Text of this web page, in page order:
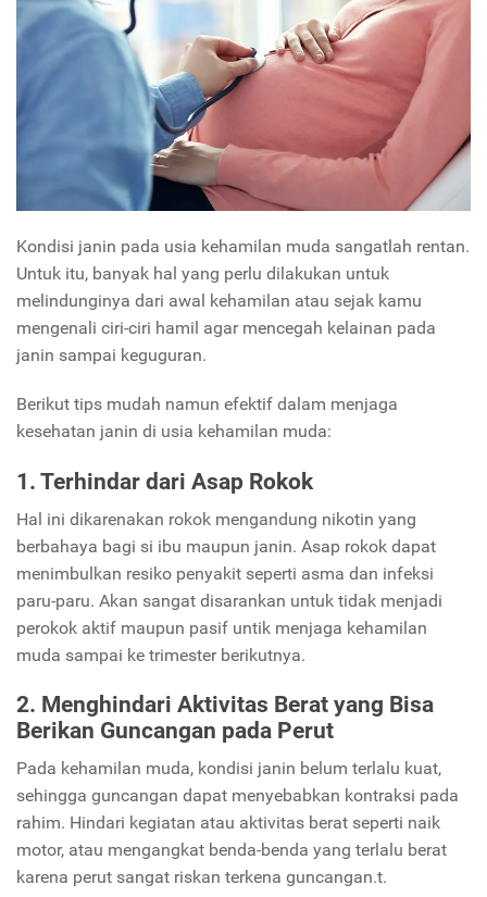
Kondisi janin pada usia kehamilan muda sangatlah rentan.
Untuk itu, banyak hal yang perlu dilakukan untuk
melindunginya dari awal kehamilan atau sejak kamu
mengenali ciri-ciri hamil agar mencegah kelainan pada
janin sampai keguguran.
Berikut tips mudah namun efektif dalam menjaga
kesehatan janin di usia kehamilan muda:
1. Terhindar dari Asap Rokok
Hal ini dikarenakan rokok mengandung nikotin yang
berbahaya bagi si ibu maupun janin. Asap rokok dapat
menimbulkan resiko penyakit seperti asma dan infeksi
paru-paru. Akan sangat disarankan untuk tidak menjadi
perokok aktif maupun pasif untik menjaga kehamilan
muda sampai ke trimester berikutnya.
2. Menghindari Aktivitas Berat yang Bisa
Berikan Guncangan pada Perut
Pada kehamilan muda, kondisi janin belum terlalu kuat,
sehingga guncangan dapat menyebabkan kontraksi pada
rahim. Hindari kegiatan atau aktivitas berat seperti naik
motor, atau mengangkat benda-benda yang terlalu berat
karena perut sangat riskan terkena guncangan.t.